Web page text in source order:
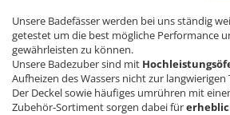
Unsere Badefässer werden bei uns ständig
getestet um die best mögliche Performance
gewährleisten zu können.
Unsere Badezuber sind mit
Aufheizen des Wassers nicht zur
Der Deckel sowie häufiges umrühren mit
Zubehör-Sortiment sorgen dabei für